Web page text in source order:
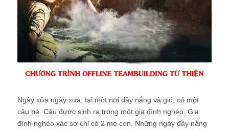
Ngày xửa ngày xưa, tại một nơi đầy nắng và gió, có một
cậu bé. Cậu được sinh ra trong một gia đình nghèo. Gia
đình nghèo xác sơ chỉ có 2 mẹ con. Những ngày đầy nắng